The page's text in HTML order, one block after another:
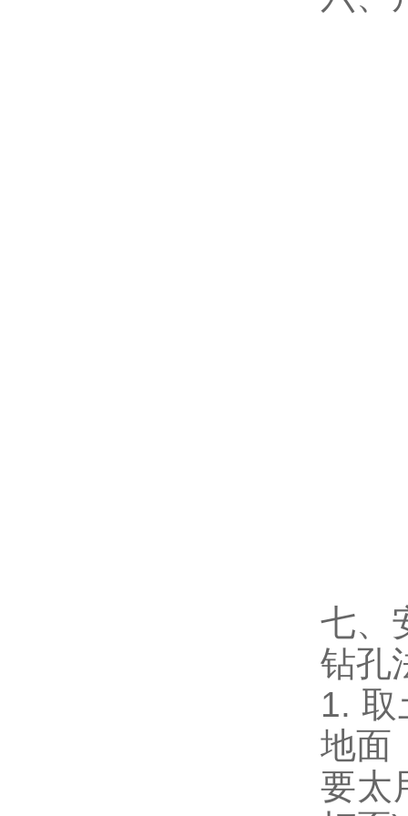
七、
钻孔
1.
地面
要太